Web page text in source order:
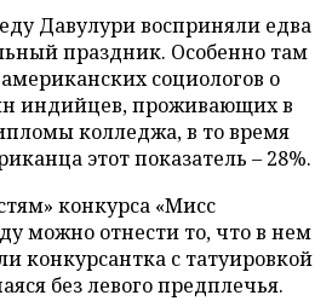
Давулури восприняли едва
праздник. Особенно там
социологов о
индийцев, проживающих в
колледжа, в то время
этот показатель – 28%.
конкурса «Мисс
можно отнести то, что в нем
конкурсантка с татуировкой
без левого предплечья.